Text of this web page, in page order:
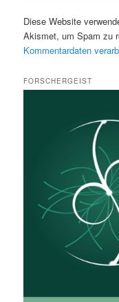
Diese Website
Akismet, um Spam zu
Kommentardaten
FORSCHERGEIST